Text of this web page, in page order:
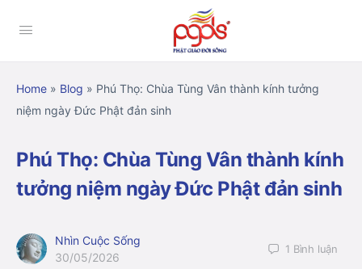
Home » Blog » Phú Thọ: Chùa Tùng Vân thành kính tưởng
niệm ngày Đức Phật đản sinh
Phú Thọ: Chùa Tùng Vân thành kính
tưởng niệm ngày Đức Phật đản sinh
Nhìn Cuộc Sống
30/05/2026
1 Bình luận